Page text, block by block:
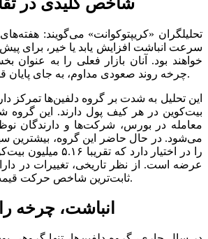
تحلیلگران «کریپتوکوانت» می‌گویند:
سرعت انباشت افزایش یابد یا خیر، برای
خواهند بود. آنان بازار فعلی را به عنوان
چرخه روند صعودی مداوم، به جای پایان قطعی، توصیف می‌کنند.
بیت‌کوین در هر کیف پول دارند. این گروه
معامله در بورس، شرکت‌ها و دارندگان
می‌شود. در حال حاضر این گروه، بیشترین
عرضه است. از نظر تاریخی، تغییرات در
ثابت‌ترین شاخص حرکت قیمت بیت‌کوین بوده است.
انباشت، چرخه